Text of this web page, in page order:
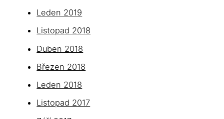
Leden 2019
Listopad 2018
Duben 2018
Březen 2018
Leden 2018
Listopad 2017